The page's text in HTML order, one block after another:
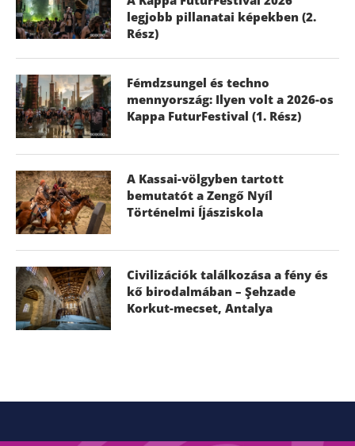
legjobb pillanatai képekben (2.
Rész)
Fémdzsungel és techno
mennyország: Ilyen volt a 2026-os
Kappa FuturFestival (1. Rész)
A Kassai-völgyben tartott
bemutatót a Zengő Nyíl
Történelmi Íjásziskola
Civilizációk találkozása a fény és
kő birodalmában – Şehzade
Korkut-mecset, Antalya